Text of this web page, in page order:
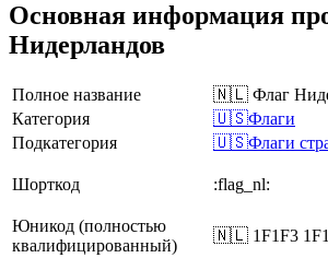
Основная информация
Нидерландов
Полное название
🇳🇱 Флаг
Категория
🇺🇸Флаги
Подкатегория
🇺🇸Флаги
Шорткод :flag_nl:
Юникод (полностью
квалифицированный)
🇳🇱 1F1F3